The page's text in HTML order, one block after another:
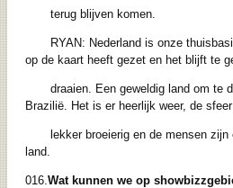
terug blijven komen.
RYAN: Nederland is onze
op de kaart heeft gezet en het blijft te
draaien. Een geweldig land om te
Brazilië. Het is er heerlijk weer, de
lekker broeierig en de mensen zijn
land.
016. Wat kunnen we op